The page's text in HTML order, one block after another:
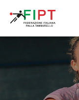
HOME
LA FIPT
LA FEDERAZIONE